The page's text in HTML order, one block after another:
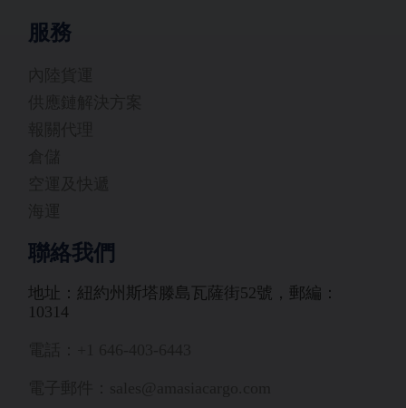
服務
聯絡我們
地址：紐約州斯塔滕島瓦薩街52號，郵編：
10314